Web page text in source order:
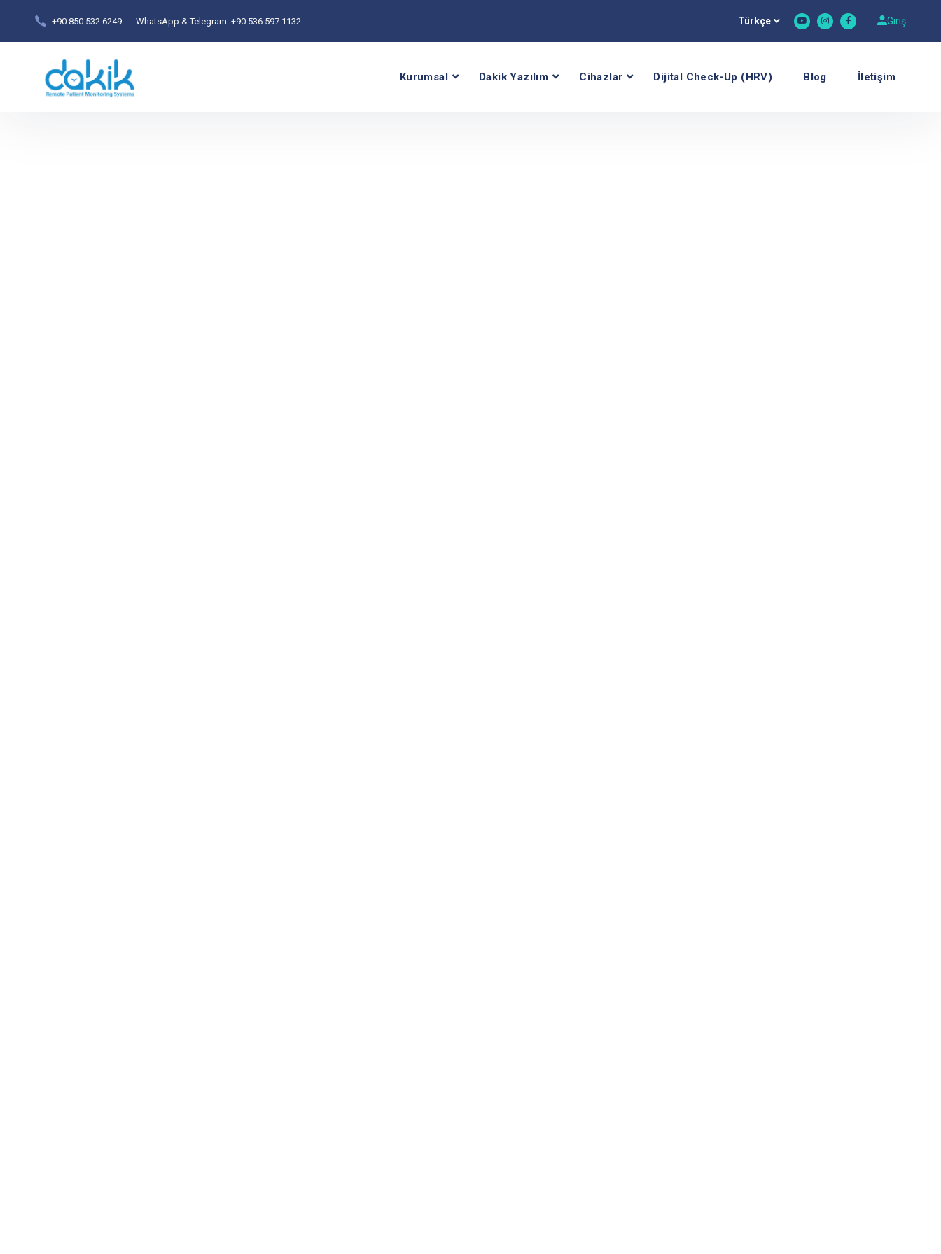
+90 850 532 6249 WhatsApp & Telegram: +90 536 597 1132 Türkçe Giriş
Kurumsal Dakik Yazılım Cihazlar Dijital Check-Up (HRV) Blog İletişim